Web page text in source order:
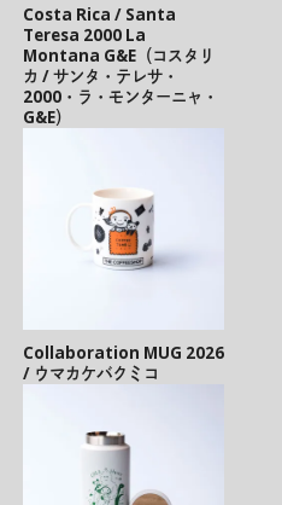
Costa Rica / Santa
Teresa 2000 La
Montana G&E（コスタリ
カ / サンタ・テレサ・
2000・ラ・モンターニャ・
G&E）
Collaboration MUG 2026
/ ウマカケバクミコ